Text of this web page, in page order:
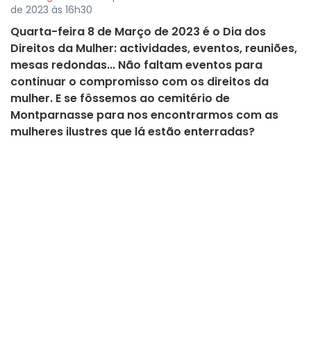
de 2023 às 16h30
Quarta-feira 8 de Março de 2023 é o Dia dos
Direitos da Mulher: actividades, eventos, reuniões,
mesas redondas... Não faltam eventos para
continuar o compromisso com os direitos da
mulher. E se fôssemos ao cemitério de
Montparnasse para nos encontrarmos com as
mulheres ilustres que lá estão enterradas?